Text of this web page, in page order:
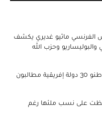
الفرنسي ماثيو غديري يكشف
وحزب الله
تأشيرة الدخول للولايات المتحدة: مواطنو 30 دولة إفريقية مطالبون
على نسب ملئها رغم